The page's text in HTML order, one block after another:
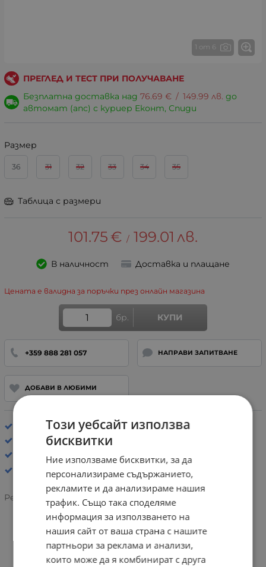
1 от 6
ПРЕГЛЕД И ТЕСТ ПРИ ПОЛУЧАВАНЕ
Безплатна доставка над 76.69 € / 149.99 лв. до
автомат (апс) с куриер Еконт, Спиди
Размер
36 31 32 33 34 35
Таблица с размери
101.75 € / 199.01 лв.
В наличност Доставка и плащане
Цената е валидна за поръчки през онлайн магазина
бр. КУПИ
+359 888 281 057 НАПРАВИ ЗАПИТВАНЕ
ДОБАВИ В ЛЮБИМИ
Хастар: Отоплен
Стелка: Анатомична
Ботуши, боти и апрески
Рейтинг:
ИНФОРМАЦИЯ
Този уебсайт използва
бисквитки
Ние използваме бисквитки, за да
персонализираме съдържанието,
рекламите и да анализираме нашия
трафик. Също така споделяме
информация за използването на
нашия сайт от ваша страна с нашите
партньори за реклама и анализи,
които може да я комбинират с друга